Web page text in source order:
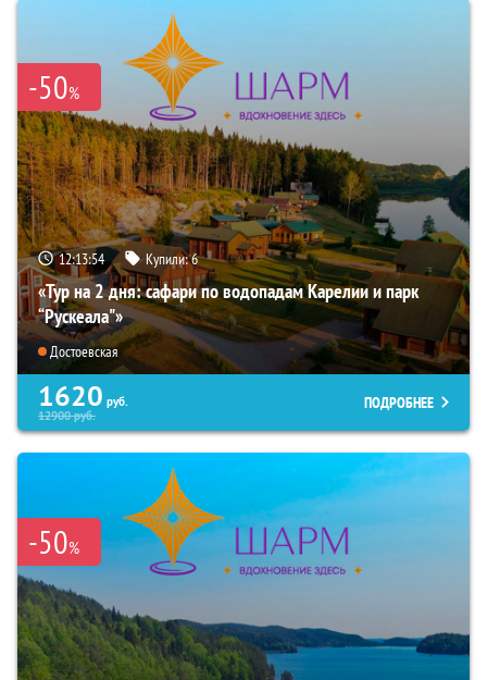
-50%
12:13:52 Купили:6
«Тур на 2 дня: сафари по водопадам Карелии и парк
“Рускеала"»
Достоевская
1620 руб.
12900руб.
ПОДРОБНЕЕ
-50%